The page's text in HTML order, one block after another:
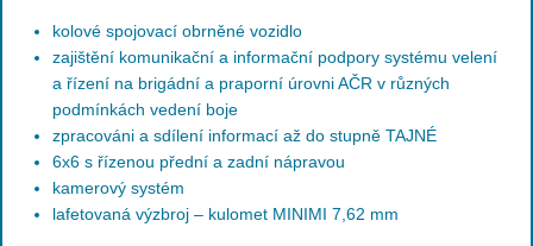
kolové spojovací obrněné vozidlo
zajištění komunikační a informační podpory systému velení
a řízení na brigádní a praporní úrovni AČR v různých
podmínkách vedení boje
zpracováni a sdílení informací až do stupně TAJNÉ
6x6 s řízenou přední a zadní nápravou
kamerový systém
lafetovaná výzbroj – kulomet MINIMI 7,62 mm